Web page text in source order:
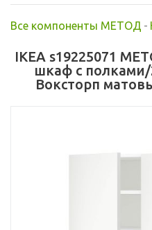
Все компоненты МЕТОД -
IKEA s19225071
шкаф с
Воксторп